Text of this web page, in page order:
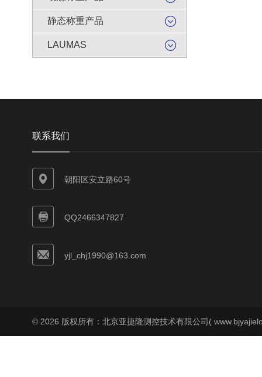
静态称重产品
LAUMAS
联系我们
朝阳区安立路60号
QQ2466347827
yjl_chj1990@163.com
© 2026 版权所有：北京亚捷隆测控技术有限公司(